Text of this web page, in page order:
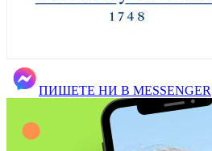
ПИШЕТЕ НИ В MESSENGER